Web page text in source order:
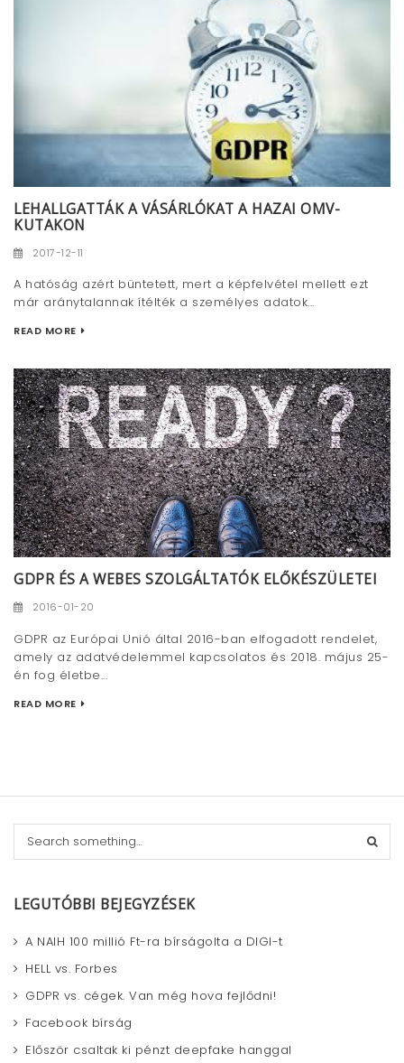
LEHALLGATTÁK A VÁSÁRLÓKAT A HAZAI OMV-
KUTAKON
2017-12-11
A hatóság azért büntetett, mert a képfelvétel mellett ezt
már aránytalannak ítélték a személyes adatok...
READ MORE
GDPR ÉS A WEBES SZOLGÁLTATÓK ELŐKÉSZÜLETEI
2016-01-20
GDPR az Európai Unió által 2016-ban elfogadott rendelet,
amely az adatvédelemmel kapcsolatos és 2018. május 25-
én fog életbe...
READ MORE
cLEGUTÓBBI BEJEGYZÉSEK
A NAIH 100 millió Ft-ra bírságolta a DIGI-t
HELL vs. Forbes
GDPR vs. cégek. Van még hova fejlődni!
Facebook bírság
Először csaltak ki pénzt deepfake hanggal